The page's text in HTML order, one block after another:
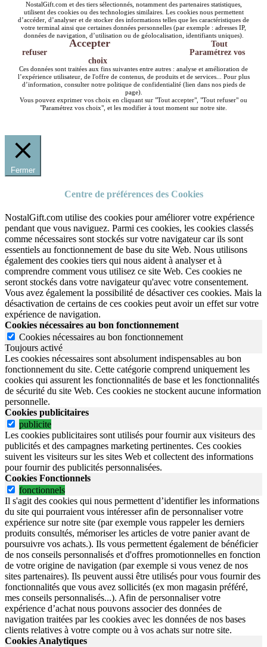
NostalGift.com et des tiers sélectionnés, notamment des partenaires statistiques,
utilisent des cookies ou des technologies similaires. Les cookies nous permettent
d’accéder, d’analyser et de stocker des informations telles que les caractéristiques de
votre terminal ainsi que certaines données personnelles (par exemple : adresses IP,
données de navigation, d’utilisation ou de géolocalisation, identifiants uniques).
Accepter
Tout
refuser
Paramétrez vos
choix
Ces données sont traitées aux fins suivantes entre autres : analyse et amélioration de
l’expérience utilisateur, de l'offre de contenus, de produits et de services... Pour plus
d’information, consulter notre politique de confidentialité (lien dans nos pieds de
page).
Vous pouvez exprimer vos choix en cliquant sur "Tout accepter", "Tout refuser" ou
"Paramétrez vos choix", et les modifier à tout moment sur notre site.
Fermer
Centre de préférences des Cookies
NostalGift.com utilise des cookies pour améliorer votre expérience
pendant que vous naviguez. Parmi ces cookies, les cookies classés
comme nécessaires sont stockés sur votre navigateur car ils sont
essentiels au fonctionnement de base du site Web. Nous utilisons
également des cookies tiers qui nous aident à analyser et à
comprendre comment vous utilisez ce site Web. Ces cookies ne
seront stockés dans votre navigateur qu'avec votre consentement.
Vous avez également la possibilité de désactiver ces cookies. Mais la
désactivation de certains de ces cookies peut avoir un effet sur votre
expérience de navigation.
Cookies nécessaires au bon fonctionnement
Cookies nécessaires au bon fonctionnement
Toujours activé
Les cookies nécessaires sont absolument indispensables au bon
fonctionnement du site. Cette catégorie comprend uniquement les
cookies qui assurent les fonctionnalités de base et les fonctionnalités
de sécurité du site Web. Ces cookies ne stockent aucune information
personnelle.
Cookies publicitaires
publicite
Les cookies publicitaires sont utilisés pour fournir aux visiteurs des
publicités et des campagnes marketing pertinentes. Ces cookies
suivent les visiteurs sur les sites Web et collectent des informations
pour fournir des publicités personnalisées.
Cookies Fonctionnels
fonctionnels
Il s'agit des cookies qui nous permettent d’identifier les informations
du site qui pourraient vous intéresser afin de personnaliser votre
expérience sur notre site (par exemple vous rappeler les derniers
produits consultés, mémoriser les articles de votre panier avant de
poursuivre vos achats.). Ils vous permettent également de bénéficier
de nos conseils personnalisés et d'offres promotionnelles en fonction
de votre origine de navigation (par exemple si vous venez de nos
sites partenaires). Ils peuvent aussi être utilisés pour vous fournir des
fonctionnalités que vous avez sollicités (ex mon magasin préféré,
mes conseils personnalisés...). Afin de personnaliser votre
expérience d’achat nous pouvons associer des données de
navigation traitées par les cookies avec les données de nos bases
clients relatives à votre compte ou à vos achats sur notre site.
Cookies Analytiques